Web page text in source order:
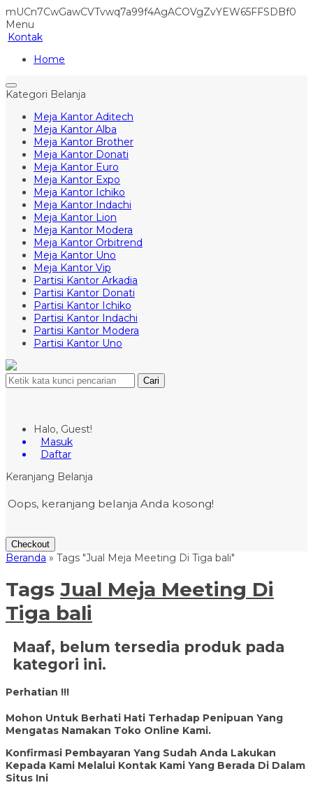
mUCn7CwGawCVTvwq7a99f4AgACOVgZvYEW65FFSDBf0
Menu
Kontak
Home
Kategori Belanja
Meja Kantor Aditech
Meja Kantor Alba
Meja Kantor Brother
Meja Kantor Donati
Meja Kantor Euro
Meja Kantor Expo
Meja Kantor Ichiko
Meja Kantor Indachi
Meja Kantor Lion
Meja Kantor Modera
Meja Kantor Orbitrend
Meja Kantor Uno
Meja Kantor Vip
Partisi Kantor Arkadia
Partisi Kantor Donati
Partisi Kantor Ichiko
Partisi Kantor Indachi
Partisi Kantor Modera
Partisi Kantor Uno
Cari
Halo, Guest!
Masuk
Daftar
Keranjang Belanja
Oops, keranjang belanja Anda kosong!
Checkout
Beranda » Tags "Jual Meja Meeting Di Tiga bali"
Tags Jual Meja Meeting Di
Tiga bali
Maaf, belum tersedia produk pada
kategori ini.
Perhatian !!!
Mohon Untuk Berhati Hati Terhadap Penipuan Yang
Mengatas Namakan Toko Online Kami.
Konfirmasi Pembayaran Yang Sudah Anda Lakukan
Kepada Kami Melalui Kontak Kami Yang Berada Di Dalam
Situs Ini